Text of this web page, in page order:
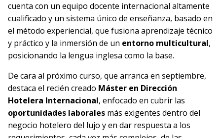
cuenta con un equipo docente internacional altamente
cualificado y un sistema único de enseñanza, basado en
el método experiencial, que fusiona aprendizaje técnico
y práctico y la inmersión de un entorno multicultural,
posicionando la lengua inglesa como la base.
De cara al próximo curso, que arranca en septiembre,
destaca el recién creado Máster en Dirección
Hotelera Internacional, enfocado en cubrir las
oportunidades laborales más exigentes dentro del
negocio hotelero del lujo y en dar respuesta a los